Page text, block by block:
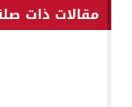
مقالات ذات